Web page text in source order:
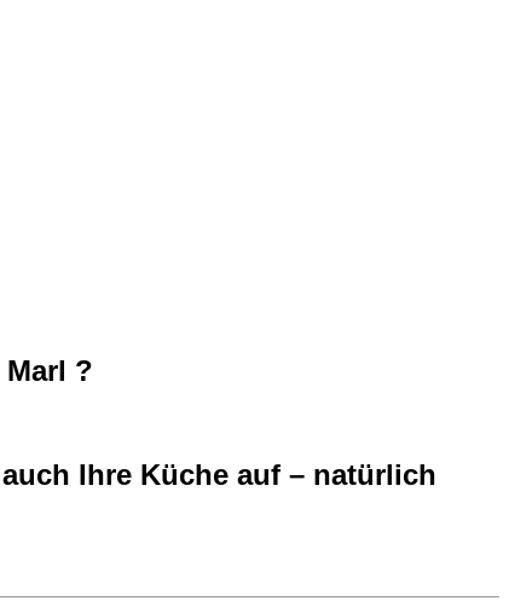
?
Ihre Küche auf – natürlich